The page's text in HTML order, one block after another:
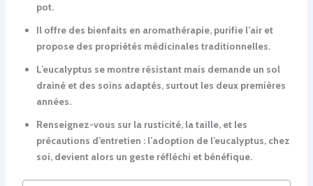
pot.
Il offre des bienfaits en aromathérapie, purifie l’air et
propose des propriétés médicinales traditionnelles.
L’eucalyptus se montre résistant mais demande un sol
drainé et des soins adaptés, surtout les deux premières
années.
Renseignez-vous sur la rusticité, la taille, et les
précautions d’entretien : l’adoption de l’eucalyptus, chez
soi, devient alors un geste réfléchi et bénéfique.